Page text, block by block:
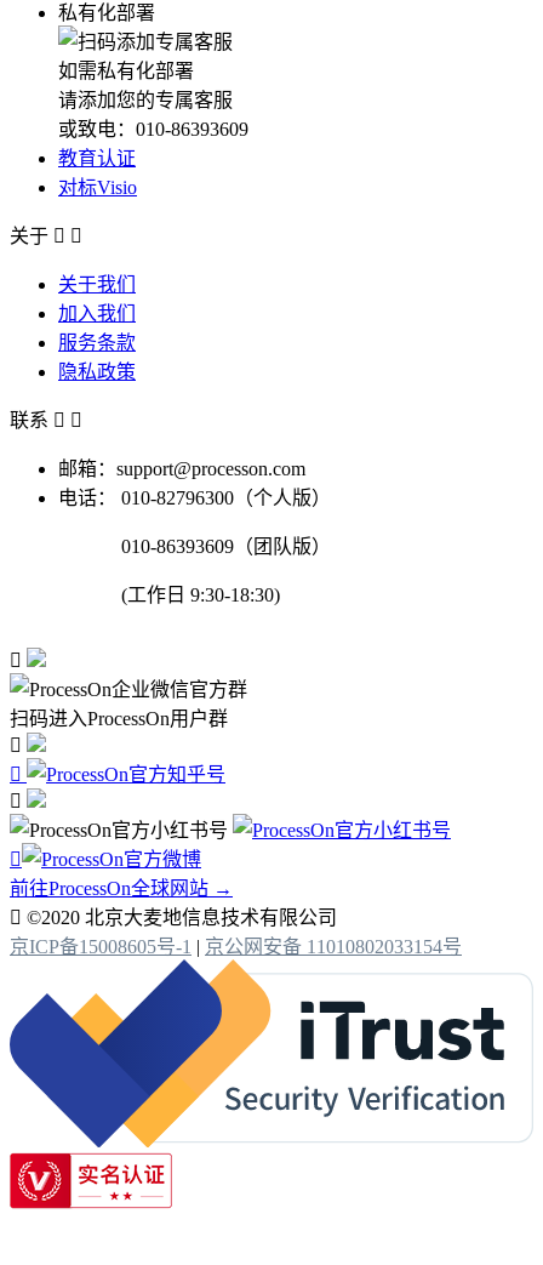
私有化部署
如需私有化部署
请添加您的专属客服
或致电：010-86393609
教育认证
对标Visio
关于  
关于我们
加入我们
服务条款
隐私政策
联系  
邮箱：support@processon.com
电话：
010-82796300（个人版）
010-86393609（团队版）
(工作日 9:30-18:30)

扫码进入ProcessOn用户群




前往ProcessOn全球网站 →
 ©2020 北京大麦地信息技术有限公司
京ICP备15008605号-1 | 京公网安备 11010802033154号